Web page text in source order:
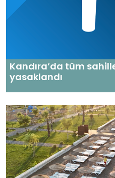
Kandıra’da tüm
yasaklandı